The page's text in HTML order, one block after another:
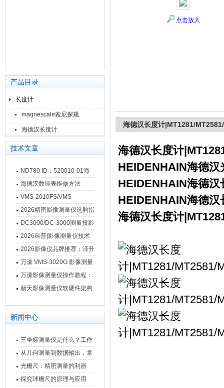
产品目录
长度计
magnescale索尼探规
海德汉长度计
技术文章
ND780 ID：520010-01海
德汉数显表故障维修内容
海德汉数显表维修方法
VMS-2010FS/VMS-
3020FS/VMS-4030FS手动
影像测量仪技术参数
2026精密影像测量仪选购指
南 靠谱品牌一站式选型推荐
DC3000/DC-3000测量投影
仪万濠数据处理器数显表故
障维修方法
2026科普|影像测量仪技术
原理、分类及选型应用
2026影像仪品牌推荐：泽升
影像测量仪选型指南
万濠 VMS-3020G 影像测量
仪技术规格与应用解析
万濠影像测量仪操作教程：
从开机到出报告，新手也能
新天影像测量仪软硬件架构
新闻中心
三坐标测量仪是什么？工作
原理、分类与核心功能一次
讲清
从几何测量到数据输出，掌
握万濠影像测量仪的六大核
心能力
光栅尺：精密测量的利器
探究球栅尺的原理与应用
点击放大
海德汉长度计|MT1281/
海德汉长度计
HEIDENHAIN海德
HEIDENHAIN海德
HEIDENHAIN海德汉
海德汉长度计